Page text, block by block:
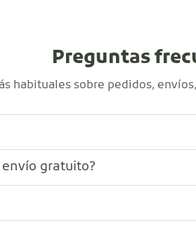
Preguntas
habituales sobre pedidos,
gratuito?